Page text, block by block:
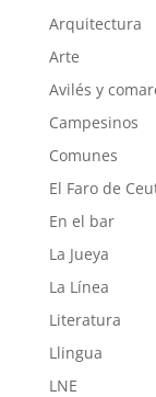
Arquitectura
Arte
Avilés y
Campesinos
Comunes
El Faro de
En el bar
La Jueya
La Línea
Literatura
Llingua
LNE